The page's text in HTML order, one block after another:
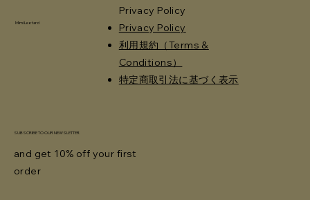
Mimi Leotard
Privacy Policy
Privacy Policy
利用規約（Terms &
Conditions）
特定商取引法に基づく表示
SUBSCRIBE TO OUR NEWSLETTER
and get 10% off your first
order